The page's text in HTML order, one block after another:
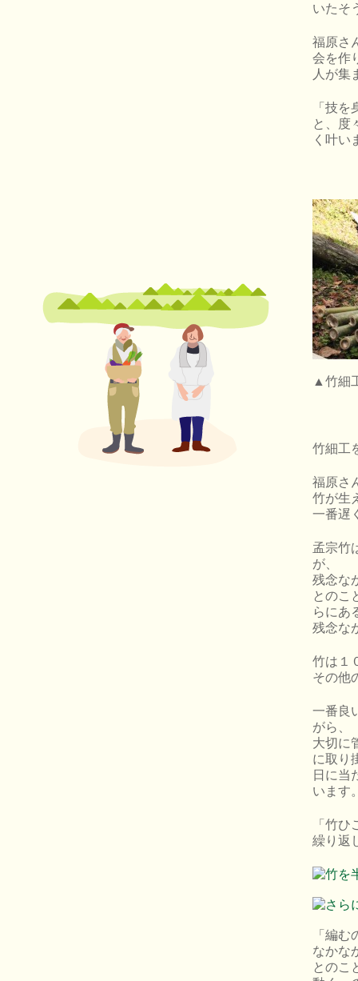
いたそ
福原さ
会を作
人が集
「技
と、度
く叶い
▲竹細
竹細工
福原さ
竹が生
一番遅
孟宗竹
が、
残念な
とのこ
らにあ
残念な
竹は１
その他
一番良
がら、
大切に
に取り
日に当
います
「竹
繰り返
「編
なかな
とのこ